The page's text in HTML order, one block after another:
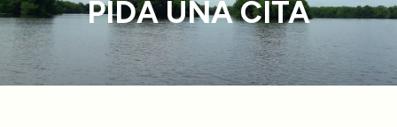
Directorios
Transparencia
PIDA UNA CITA